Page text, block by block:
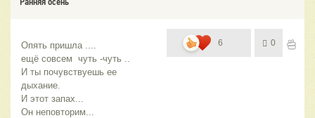
Опять пришла ....
ещё совсем  чуть -чуть ..
И ты почувствуешь ее
дыхание.
И этот запах...
Он неповторим...
6 0